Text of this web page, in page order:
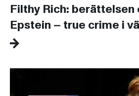
Filthy Rich:
Epstein – true crime i